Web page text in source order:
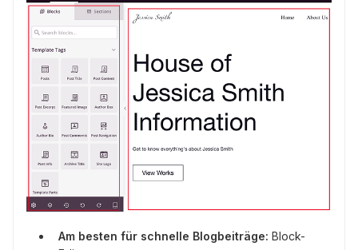
Am besten für schnelle Blogbeiträge: Block-